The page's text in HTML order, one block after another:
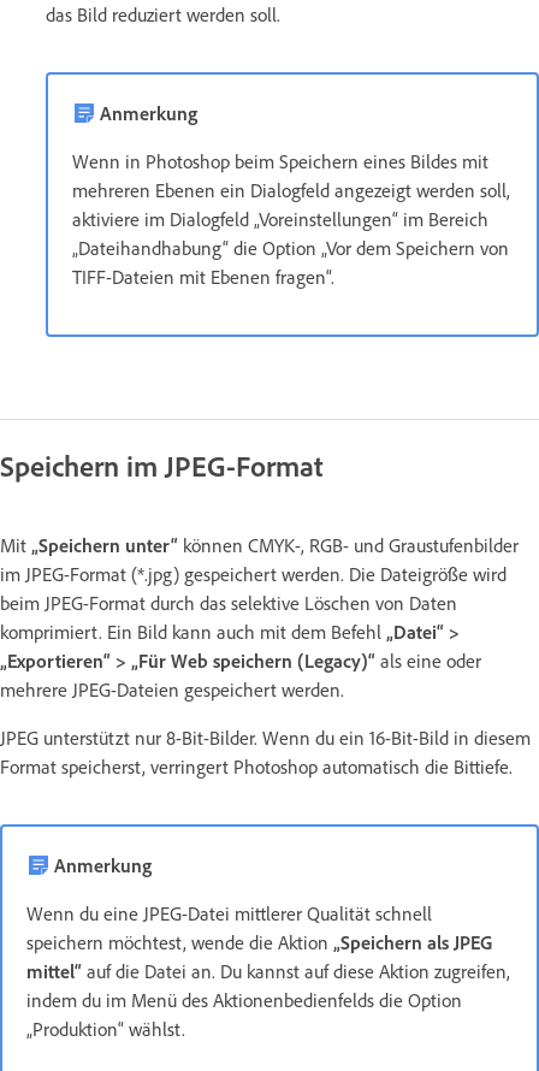
das Bild reduziert werden soll.
Anmerkung
Wenn in Photoshop beim Speichern eines Bildes mit
mehreren Ebenen ein Dialogfeld angezeigt werden soll,
aktiviere im Dialogfeld „Voreinstellungen“ im Bereich
„Dateihandhabung“ die Option „Vor dem Speichern von
TIFF-Dateien mit Ebenen fragen“.
Speichern im JPEG-Format
Mit „Speichern unter“ können CMYK-, RGB- und Graustufenbilder
im JPEG-Format (*.jpg) gespeichert werden. Die Dateigröße wird
beim JPEG-Format durch das selektive Löschen von Daten
komprimiert. Ein Bild kann auch mit dem Befehl „Datei“ >
„Exportieren“ > „Für Web speichern (Legacy)“ als eine oder
mehrere JPEG-Dateien gespeichert werden.
JPEG unterstützt nur 8-Bit-Bilder. Wenn du ein 16-Bit-Bild in diesem
Format speicherst, verringert Photoshop automatisch die Bittiefe.
Anmerkung
Wenn du eine JPEG-Datei mittlerer Qualität schnell
speichern möchtest, wende die Aktion „Speichern als JPEG
mittel“ auf die Datei an. Du kannst auf diese Aktion zugreifen,
indem du im Menü des Aktionenbedienfelds die Option
„Produktion“ wählst.